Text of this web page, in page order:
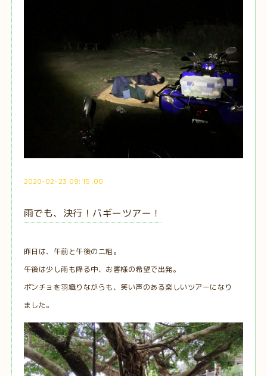
2020-02-23 09:15:00
雨でも、決行！バギーツアー！
昨日は、午前と午後の二組。
午後は少し雨も降る中、お客様の希望で出発。
ポンチョを羽織りながらも、笑い声のある楽しいツアーになり
ました。